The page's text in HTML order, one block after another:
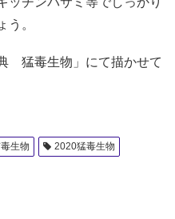
う。
猛毒生物」にて描かせて
生物 2020猛毒生物